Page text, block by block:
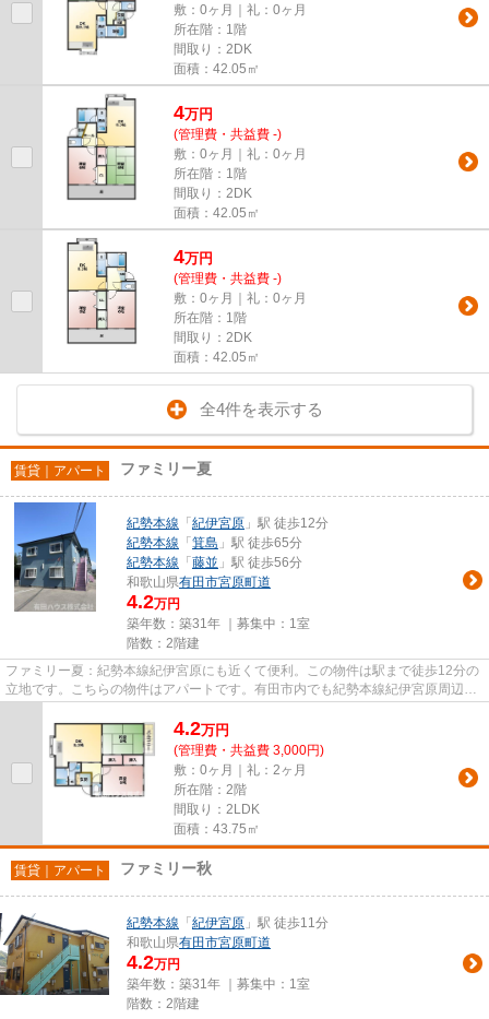
敷：0ヶ月｜礼：0ヶ月
所在階：1階
間取り：2DK
面積：42.05㎡
4万円
(管理費・共益費 -)
敷：0ヶ月｜礼：0ヶ月
所在階：1階
間取り：2DK
面積：42.05㎡
4万円
(管理費・共益費 -)
敷：0ヶ月｜礼：0ヶ月
所在階：1階
間取り：2DK
面積：42.05㎡
全4件を表示する
賃貸｜アパート ファミリー夏
紀勢本線 「 紀伊宮原 」駅 徒歩12分
紀勢本線 「 箕島 」駅 徒歩65分
紀勢本線 「 藤並 」駅 徒歩56分
和歌山県有田市宮原町道
4.2万円
築年数：築31年 ｜募集中： 1室
階数：2階建
ファミリー夏：紀勢本線紀伊宮原にも近くて便利。この物件は駅まで徒歩12分の
立地です。こちらの物件はアパートです。有田市内でも紀勢本線紀伊宮原周辺は
4.2万円
(管理費・共益費 3,000円)
敷：0ヶ月｜礼：2ヶ月
所在階：2階
間取り：2LDK
面積：43.75㎡
賃貸｜アパート ファミリー秋
紀勢本線 「 紀伊宮原 」駅 徒歩11分
和歌山県有田市宮原町道
4.2万円
築年数：築31年 ｜募集中： 1室
階数：2階建